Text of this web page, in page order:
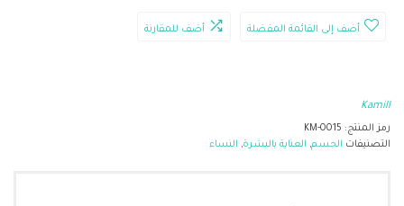
أضف إلى القائمة المفضلة أضف للمقارنة
Kamill
رمز المنتج: KM-0015
التصنيفات الجسم, العناية بالبشرة, النساء